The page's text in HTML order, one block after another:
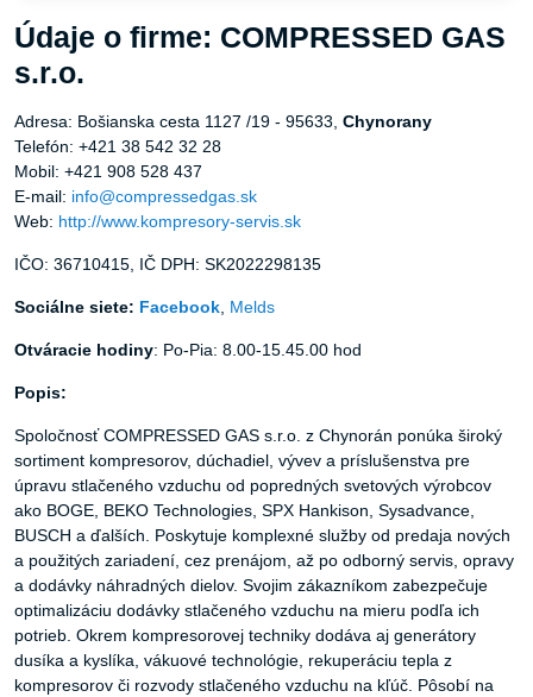
Údaje o firme: COMPRESSED GAS
s.r.o.
Adresa: Bošianska cesta 1127 /19 - 95633, Chynorany
Telefón: +421 38 542 32 28
Mobil: +421 908 528 437
E-mail: info@compressedgas.sk
Web: http://www.kompresory-servis.sk
IČO: 36710415, IČ DPH: SK2022298135
Sociálne siete: Facebook, Melds
Otváracie hodiny: Po-Pia: 8.00-15.45.00 hod
Popis:
Spoločnosť COMPRESSED GAS s.r.o. z Chynorán ponúka široký
sortiment kompresorov, dúchadiel, vývev a príslušenstva pre
úpravu stlačeného vzduchu od popredných svetových výrobcov
ako BOGE, BEKO Technologies, SPX Hankison, Sysadvance,
BUSCH a ďalších. Poskytuje komplexné služby od predaja nových
a použitých zariadení, cez prenájom, až po odborný servis, opravy
a dodávky náhradných dielov. Svojim zákazníkom zabezpečuje
optimalizáciu dodávky stlačeného vzduchu na mieru podľa ich
potrieb. Okrem kompresorovej techniky dodáva aj generátory
dusíka a kyslíka, vákuové technológie, rekuperáciu tepla z
kompresorov či rozvody stlačeného vzduchu na kľúč. Pôsobí na